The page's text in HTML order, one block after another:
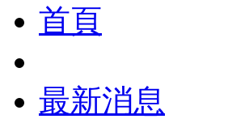
首頁
最新消息